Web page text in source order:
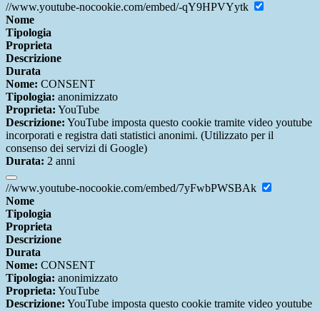
//www.youtube-nocookie.com/embed/-qY9HPVYytk
Nome
Tipologia
Proprieta
Descrizione
Durata
Nome: CONSENT
Tipologia: anonimizzato
Proprieta: YouTube
Descrizione: YouTube imposta questo cookie tramite video youtube
incorporati e registra dati statistici anonimi. (Utilizzato per il
consenso dei servizi di Google)
Durata: 2 anni
//www.youtube-nocookie.com/embed/7yFwbPWSBAk
Nome
Tipologia
Proprieta
Descrizione
Durata
Nome: CONSENT
Tipologia: anonimizzato
Proprieta: YouTube
Descrizione: YouTube imposta questo cookie tramite video youtube